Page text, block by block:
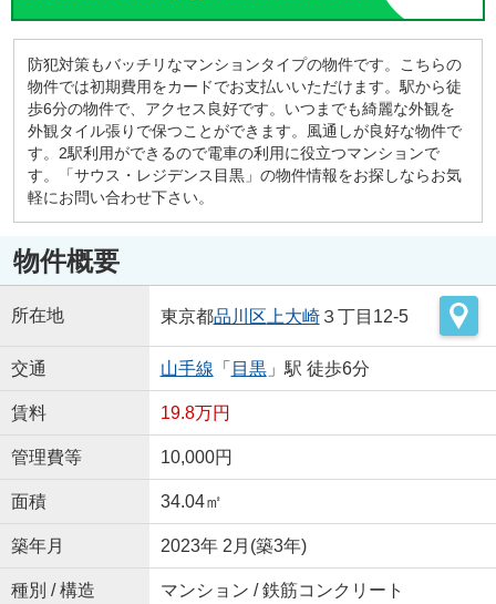
防犯対策もバッチリなマンションタイプの物件です。こちらの
物件では初期費用をカードでお支払いいただけます。駅から徒
歩6分の物件で、アクセス良好です。いつまでも綺麗な外観を
外観タイル張りで保つことができます。風通しが良好な物件で
す。2駅利用ができるので電車の利用に役立つマンションで
す。「サウス・レジデンス目黒」の物件情報をお探しならお気
軽にお問い合わせ下さい。
物件概要
所在地 東京都品川区 上大崎３丁目12-5
交通 山手線 「 目黒」駅 徒歩6分
賃料 19.8万円
管理費等 10,000円
面積 34.04㎡
築年月 2023年 2月(築3年)
種別 / 構造 マンション / 鉄筋コンクリート